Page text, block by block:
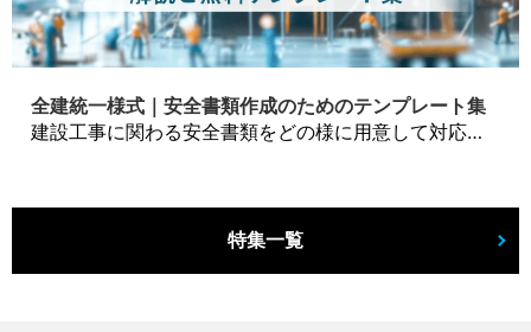
全建統一様式｜安全書類作成のためのテンプレート集
建設工事に関わる安全書類をどの様に用意して対応するか？関連書式テンプレートから書き方の注意点などの役立つコラムをbizoceanがお届けします。
特集一覧